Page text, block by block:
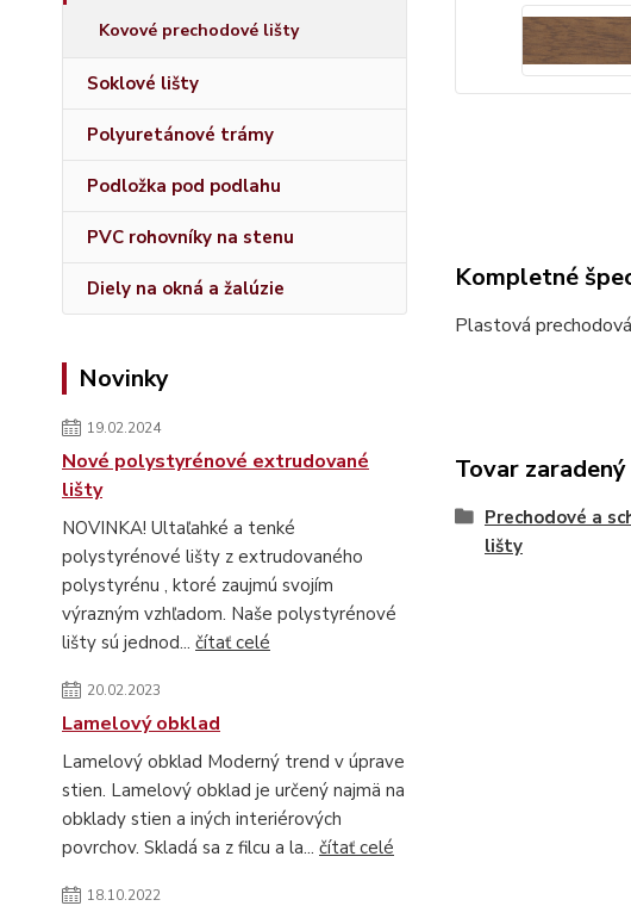
Kovové prechodové lišty
Soklové lišty
Polyuretánové trámy
Podložka pod podlahu
PVC rohovníky na stenu
Diely na okná a žalúzie
Novinky
19.02.2024
Nové polystyrénové extrudované
lišty
NOVINKA! Ultaľahké a tenké
polystyrénové lišty z extrudovaného
polystyrénu , ktoré zaujmú svojím
výrazným vzhľadom. Naše polystyrénové
lišty sú jednod... čítať celé
20.02.2023
Lamelový obklad
Lamelový obklad Moderný trend v úprave
stien. Lamelový obklad je určený najmä na
obklady stien a iných interiérových
povrchov. Skladá sa z filcu a la... čítať celé
18.10.2022
Kompletné
Plastová
Tovar
Prechodové a
lišty